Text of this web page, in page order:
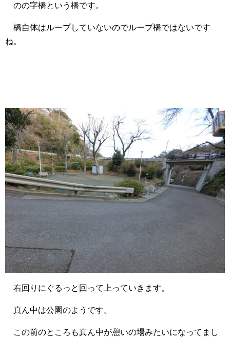
のの字橋という橋です。
橋自体はループしていないのでループ橋ではないです
ね。
右回りにぐるっと回って上っていきます。
真ん中は公園のようです。
この前のところも真ん中が憩いの場みたいになってまし